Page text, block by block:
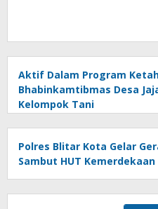
Aktif Dalam Program
Bhabinkamtibmas Desa
Kelompok Tani
Polres Blitar Kota Gelar
Sambut HUT Kemerdekaan